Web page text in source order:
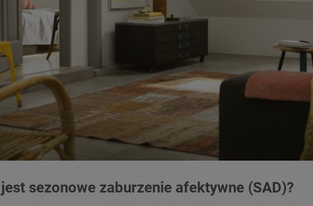
sezonowe zaburzenie afektywne (SAD)?